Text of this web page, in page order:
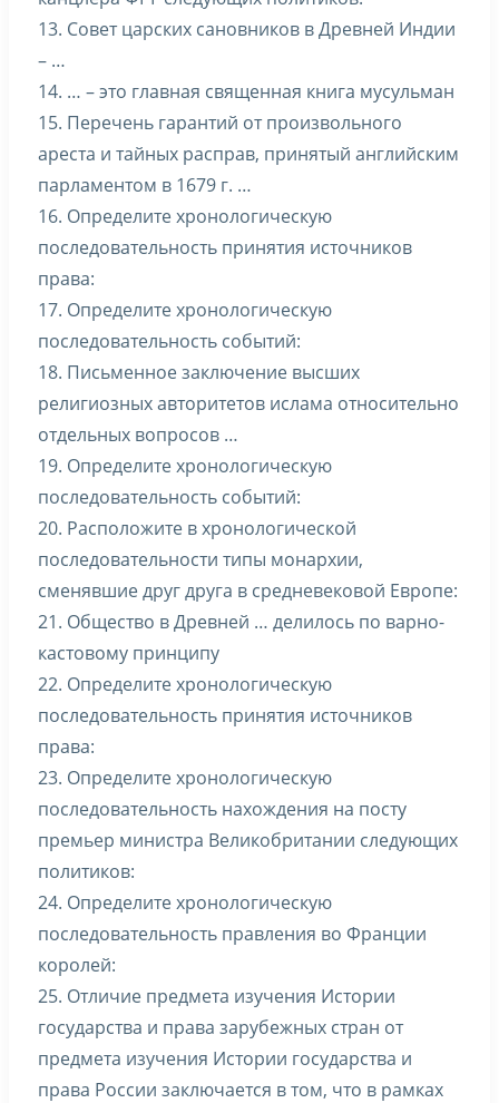
13. Совет царских сановников в Древней Индии
– …
14. … – это главная священная книга мусульман
15. Перечень гарантий от произвольного
ареста и тайных расправ, принятый английским
парламентом в 1679 г. …
16. Определите хронологическую
последовательность принятия источников
права:
17. Определите хронологическую
последовательность событий:
18. Письменное заключение высших
религиозных авторитетов ислама относительно
отдельных вопросов …
19. Определите хронологическую
последовательность событий:
20. Расположите в хронологической
последовательности типы монархии,
сменявшие друг друга в средневековой Европе:
21. Общество в Древней … делилось по варно-
кастовому принципу
22. Определите хронологическую
последовательность принятия источников
права:
23. Определите хронологическую
последовательность нахождения на посту
премьер министра Великобритании следующих
политиков:
24. Определите хронологическую
последовательность правления во Франции
королей:
25. Отличие предмета изучения Истории
государства и права зарубежных стран от
предмета изучения Истории государства и
права России заключается в том, что в рамках